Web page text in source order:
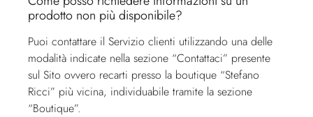
prodotto non più disponibile?
Puoi contattare il Servizio clienti utilizzando una delle
modalità indicate nella sezione “Contattaci” presente
sul Sito ovvero recarti presso la boutique “Stefano
Ricci” più vicina, individuabile tramite la sezione
“Boutique”.